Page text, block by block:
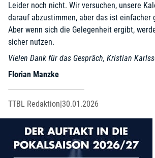
Leider noch nicht. Wir versuchen, unsere
darauf abzustimmen, aber das ist einfacher
Aber wenn sich die Gelegenheit ergibt,
sicher nutzen.
Vielen Dank für das Gespräch, Kristian
Florian Manzke
TTBL Redaktion|30.01.2026